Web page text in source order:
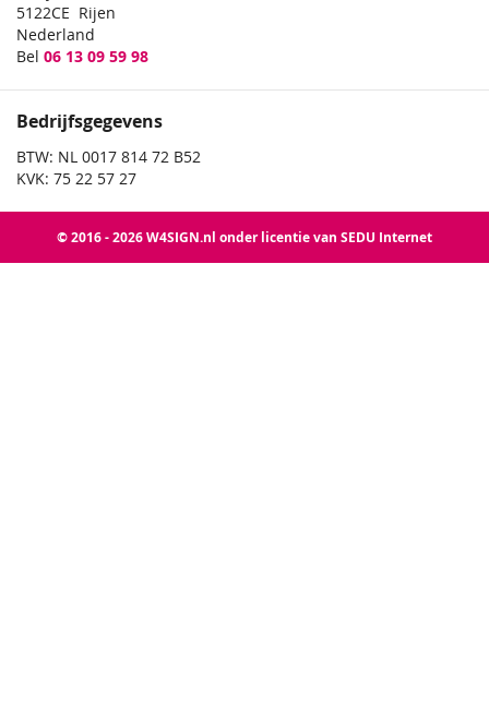
5122CE Rijen
Nederland
Bel 06 13 09 59 98
Bedrijfsgegevens
BTW: NL 0017 814 72 B52
KVK: 75 22 57 27
© 2016 - 2026 W4SIGN.nl onder licentie van SEDU Internet